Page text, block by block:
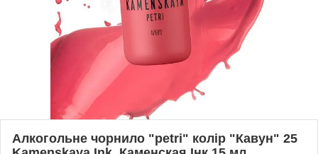
Алкогольне чорнило "petri" колір "Кавун" 25